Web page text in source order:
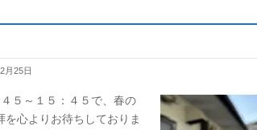
月25日
５～１５：４５で、春の
心よりお待ちしておりま